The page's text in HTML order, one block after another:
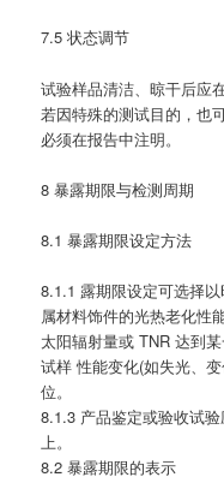
7.5 状态调节
试验样品清洁、晾干后应
若因特殊的测试目的，也
必须在报告中注明。
8 暴露期限与检测周期
8.1 暴露期限设定方法
8.1.1 露期限设定可选择
属材料饰件的光热老化性
太阳辐射量或 TNR 达到
试样 性能变化(如失光、
位。
8.1.3 产品鉴定或验收试
上。
8.2 暴露期限的表示